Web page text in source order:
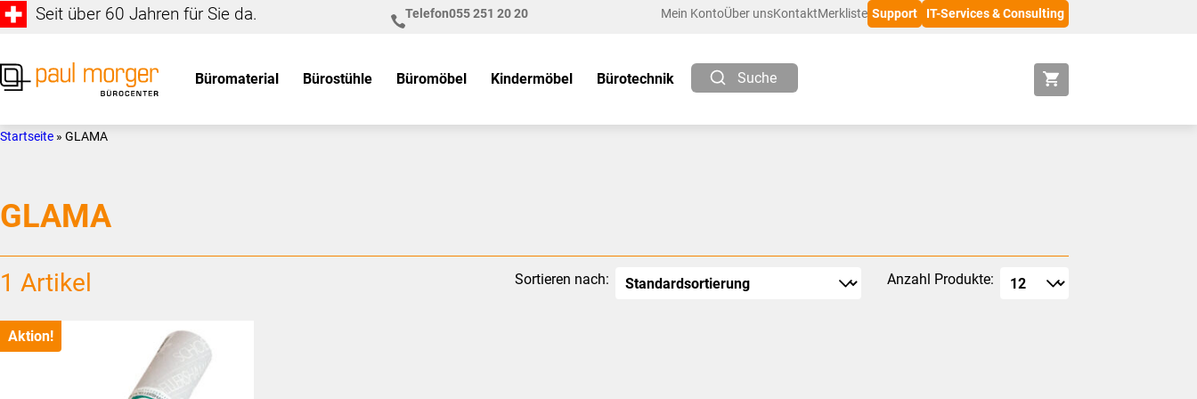
Zur
springen
Skip
main
Seit über 60 Jahren für Sie da. Telefon055 251 20 20 Mein KontoÜber unsKontaktMerkliste Support IT-Services & Consulting
Morger
individuell
Büromaterial Bürostühle Büromöbel Kindermöbel Bürotechnik Suche
Startseite » GLAMA
GLAMA
1 Artikel Sortieren nach: Anzahl Produkte:
Aktion!